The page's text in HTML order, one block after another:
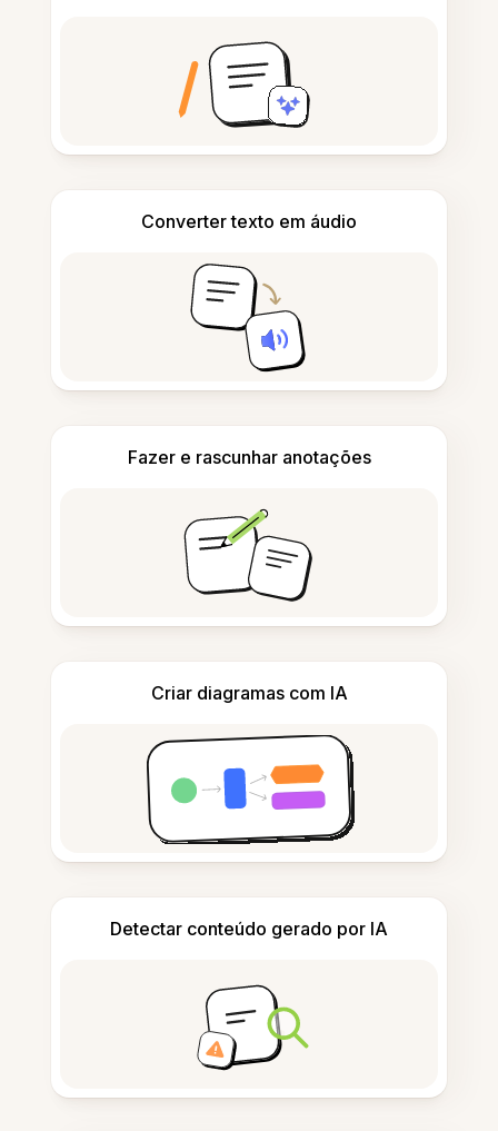
Converter texto em áudio
Fazer e rascunhar anotações
Criar diagramas com IA
Detectar conteúdo gerado por IA